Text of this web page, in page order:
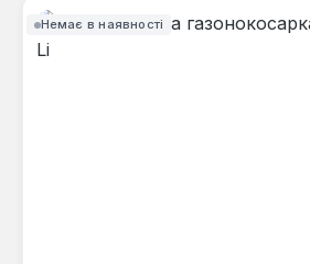
Немає в наявності